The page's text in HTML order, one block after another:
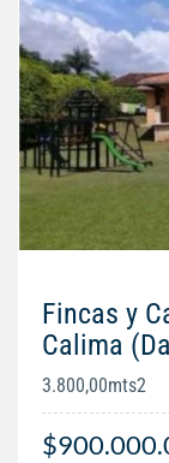
Fincas y
Calima
3.800,00mts2